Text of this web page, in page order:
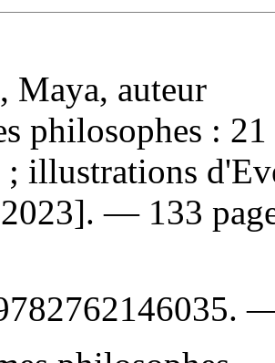
Maya, auteur
philosophes :
; illustrations
— 133
.